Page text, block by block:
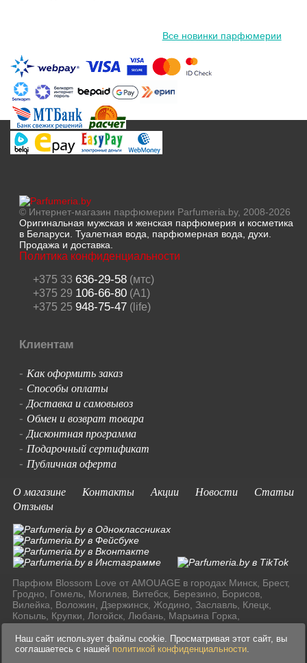
Все новинки парфюмерии
© Интернет-магазин парфюмерии Parfumeria.by, 2008-2026
Оригинальная мужская и женская парфюмерия и косметика
в Беларуси. Туалетная вода, парфюмерная вода, духи.
Продажа и доставка.
Политика конфиденциальности
+375 33 636-29-58(мтс)
+375 29 106-66-80(A1)
+375 25 948-75-47(life)
Клиентам
- Как оформить заказ
- Способы оплаты
-Доставка и самовывоз
- Обмен и возврат товара
-Дисконтная программа
- Подарочный сертификат
- Публичная оферта
О магазине
Контакты Акции Новости
Статьи
Отзывы
Парфюм Blossom Love от AMOUAGE в городах Минск, Брест,
Гродно, Гомель, Могилев, Витебск, Березино, Борисов,
Вилейка, Воложин, Дзержинск, Жодино, Заславль, Клецк,
Копыль, Крупки, Логойск, Любань, Марьина Горка,
Молодечно, Мядель, Несвиж, Слуцк, Смолевичи, Солигорск,
Старые Дороги, Столбцы, Узда, Фаниполь по доступным
ценам в Ресублике Беларусь.
Наш сайт использует файлы cookie. Просматривая этот сайт, вы
соглашаетесь с нашей политикой конфиденциальности.